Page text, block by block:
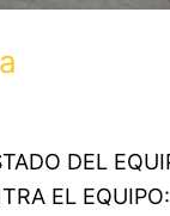
DEL
EL